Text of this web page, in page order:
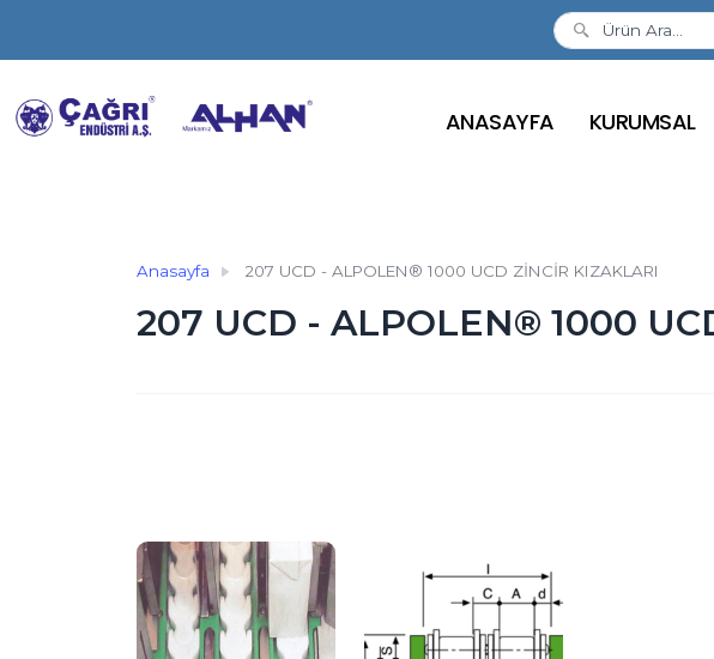
ANASAYFA KURUMSAL
Anasayfa 207 UCD - ALPOLEN® 1000 UCD ZİNCİR KIZAKLARI
207 UCD - ALPOLEN® 1000